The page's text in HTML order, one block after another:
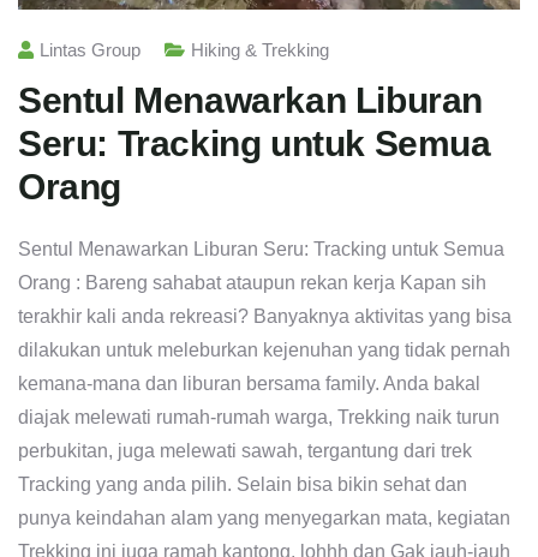
Lintas Group Hiking & Trekking
Sentul Menawarkan Liburan
Seru: Tracking untuk Semua
Orang
Sentul Menawarkan Liburan Seru: Tracking untuk Semua
Orang : Bareng sahabat ataupun rekan kerja Kapan sih
terakhir kali anda rekreasi? Banyaknya aktivitas yang bisa
dilakukan untuk meleburkan kejenuhan yang tidak pernah
kemana-mana dan liburan bersama family. Anda bakal
diajak melewati rumah-rumah warga, Trekking naik turun
perbukitan, juga melewati sawah, tergantung dari trek
Tracking yang anda pilih. Selain bisa bikin sehat dan
punya keindahan alam yang menyegarkan mata, kegiatan
Trekking ini juga ramah kantong, lohhh dan Gak jauh-jauh